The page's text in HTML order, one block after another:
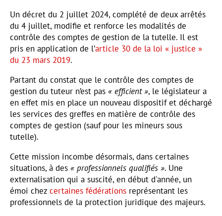
Un décret du 2 juillet 2024, complété de deux arrêtés
du 4 juillet, modifie et renforce les modalités de
contrôle des comptes de gestion de la tutelle. Il est
pris en application de l’article 30 de la loi « justice »
du 23 mars 2019.
Partant du constat que le contrôle des comptes de
gestion du tuteur n’est pas « efficient », le législateur a
en effet mis en place un nouveau dispositif et déchargé
les services des greffes en matière de contrôle des
comptes de gestion (sauf pour les mineurs sous
tutelle).
Cette mission incombe désormais, dans certaines
situations, à des « professionnels qualifiés ». Une
externalisation qui a suscité, en début d'année, un
émoi chez certaines fédérations représentant les
professionnels de la protection juridique des majeurs.